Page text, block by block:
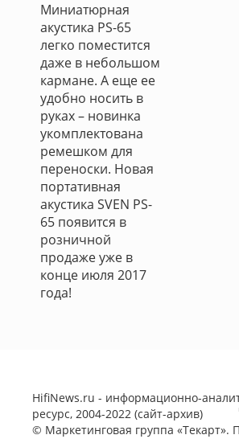
Миниатюрная
акустика PS-65
легко поместится
даже в небольшом
кармане. А еще ее
удобно носить в
руках – новинка
укомплектована
ремешком для
переноски. Новая
портативная
акустика SVEN PS-
65 появится в
розничной
продаже уже в
конце июля 2017
года!
HifiNews.ru - информационно-
ресурс, 2004-2022 (сайт-архив)
© Маркетинговая группа «Текарт».